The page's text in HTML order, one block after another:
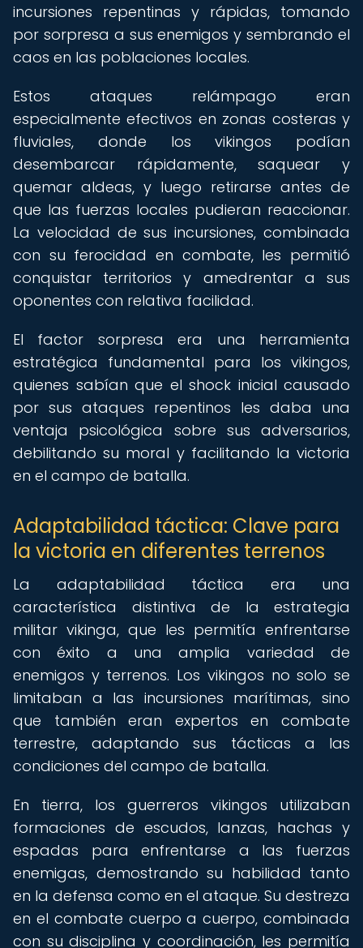
incursiones repentinas y rápidas, tomando
por sorpresa a sus enemigos y sembrando el
caos en las poblaciones locales.
Estos ataques relámpago eran
especialmente efectivos en zonas costeras y
fluviales, donde los vikingos podían
desembarcar rápidamente, saquear y
quemar aldeas, y luego retirarse antes de
que las fuerzas locales pudieran reaccionar.
La velocidad de sus incursiones, combinada
con su ferocidad en combate, les permitió
conquistar territorios y amedrentar a sus
oponentes con relativa facilidad.
El factor sorpresa era una herramienta
estratégica fundamental para los vikingos,
quienes sabían que el shock inicial causado
por sus ataques repentinos les daba una
ventaja psicológica sobre sus adversarios,
debilitando su moral y facilitando la victoria
en el campo de batalla.
Adaptabilidad táctica: Clave para
la victoria en diferentes terrenos
La adaptabilidad táctica era una
característica distintiva de la estrategia
militar vikinga, que les permitía enfrentarse
con éxito a una amplia variedad de
enemigos y terrenos. Los vikingos no solo se
limitaban a las incursiones marítimas, sino
que también eran expertos en combate
terrestre, adaptando sus tácticas a las
condiciones del campo de batalla.
En tierra, los guerreros vikingos utilizaban
formaciones de escudos, lanzas, hachas y
espadas para enfrentarse a las fuerzas
enemigas, demostrando su habilidad tanto
en la defensa como en el ataque. Su destreza
en el combate cuerpo a cuerpo, combinada
con su disciplina y coordinación, les permitía